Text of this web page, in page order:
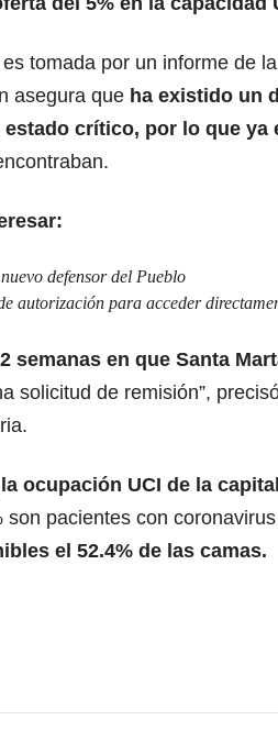
tomada por un informe de
asegura que ha existido un
estado crítico, por lo que
defensor del Pueblo
autorización para acceder
semanas en que Santa
solicitud de remisión”,
ocupación UCI de la
son pacientes con
el 52.4% de las camas.